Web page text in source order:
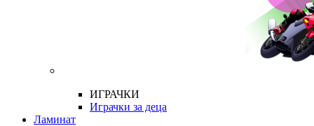
ИГРАЧКИ
Играчки за деца
Ламинат